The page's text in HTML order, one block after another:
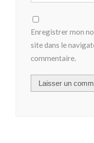
Enregistrer mon
site dans le
commentaire.